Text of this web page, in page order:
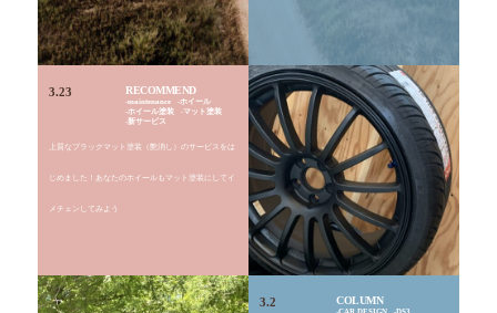
3.23 RECOMMEND
maintenance
ホイール
ホイール塗装
マット塗装
新サービス
上質なブラックマット塗装（艶消し）のサービスをは
じめました！あなたのホイールもマット塗装にしてイ
メチェンしてみよう
3.2 COLUMN